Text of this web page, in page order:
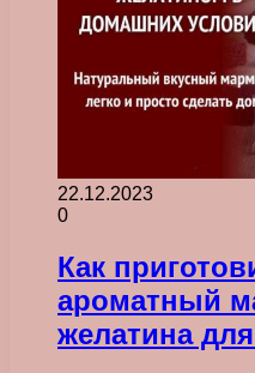
22.12.2023
0
Как
ароматный
желатина